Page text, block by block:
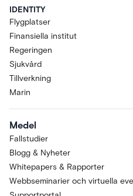
IDENTITY
Flygplatser
Finansiella institut
Regeringen
Sjukvård
Tillverkning
Marin
Medel
Fallstudier
Blogg & Nyheter
Whitepapers & Rapporter
Webbseminarier och virtuella